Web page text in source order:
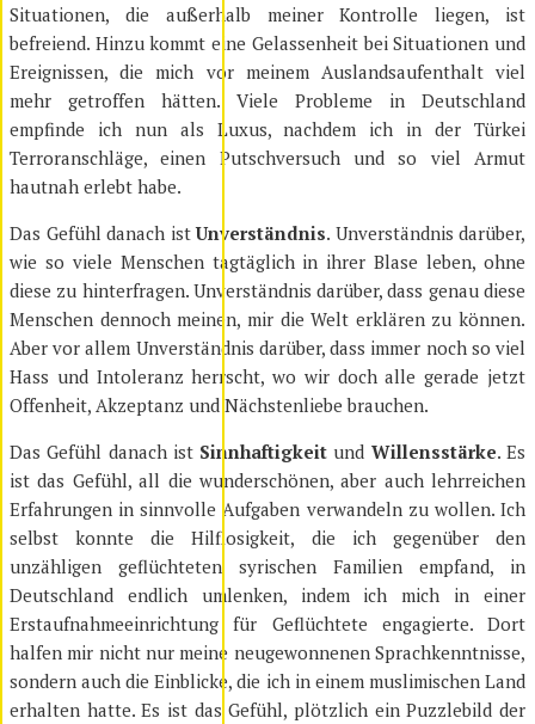
Situationen, die außerhalb meiner Kontrolle liegen, ist
befreiend. Hinzu kommt eine Gelassenheit bei Situationen und
Ereignissen, die mich vor meinem Auslandsaufenthalt viel
mehr getroffen hätten. Viele Probleme in Deutschland
empfinde ich nun als Luxus, nachdem ich in der Türkei
Terroranschläge, einen Putschversuch und so viel Armut
hautnah erlebt habe.
Das Gefühl danach istUnverständnis. Unverständnis darüber,
wie so viele Menschen tagtäglich in ihrer Blase leben, ohne
diese zu hinterfragen. Unverständnis darüber, dass genau diese
Menschen dennoch meinen, mir die Welt erklären zu können.
Aber vor allem Unverständnis darüber, dass immer noch so viel
Hass und Intoleranz herrscht, wo wir doch alle gerade jetzt
Offenheit, Akzeptanz und Nächstenliebe brauchen.
Das Gefühl danach ist Sinnhaftigkeit und Willensstärke. Es
ist das Gefühl, all die wunderschönen, aber auch lehrreichen
Erfahrungen in sinnvolle Aufgaben verwandeln zu wollen. Ich
selbst konnte die Hilflosigkeit, die ich gegenüber den
unzähligen geflüchteten syrischen Familien empfand, in
Deutschland endlich umlenken, indem ich mich in einer
Erstaufnahmeeinrichtung für Geflüchtete engagierte. Dort
halfen mir nicht nur meine neugewonnenen Sprachkenntnisse,
sondern auch die Einblicke, die ich in einem muslimischen Land
erhalten hatte. Es ist das Gefühl, plötzlich ein Puzzlebild der